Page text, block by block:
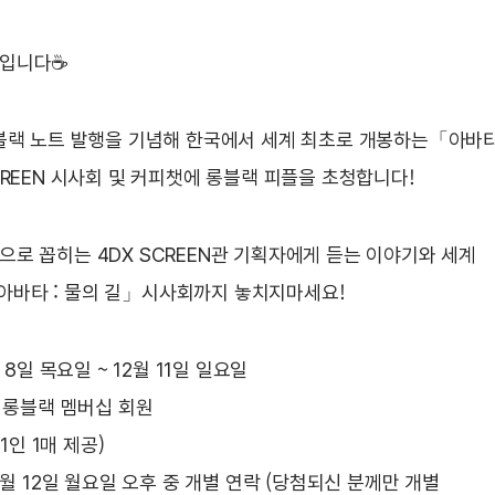
니다☕
노트 발행을 기념해 한국에서 세계 최초로 개봉하는「아바
시사회 및 커피챗에 롱블랙 피플을 초청합니다!
로 꼽히는 4DX SCREEN관 기획자에게 듣는 이야기와 세계
바타 : 물의 길」시사회까지 놓치지마세요!
일 목요일 ~ 12월 11일 일요일
롱블랙 멤버십 회원
인 1매 제공)
12일 월요일 오후 중 개별 연락 (당첨되신 분께만 개별